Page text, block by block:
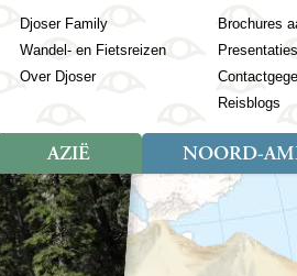
Djoser Family
Wandel- en Fietsreizen
Over Djoser
Brochures
Reisblogs
Landen
Albanië
Andorra
Armenië
AZIË
Soort reizen
Rondreis (57)
Familiereis (22)
Fietsreis (3)
Landen
Bhutan
Cambodja
NOORD-
Soort reizen
Rondreis (7)
Familiereis (2)